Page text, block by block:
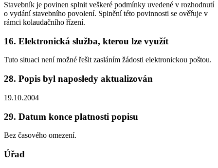
Stavebník je povinen splnit veškeré podmínky uvedené v rozhodnutí
o vydání stavebního povolení. Splnění této povinnosti se ověřuje v
rámci kolaudačního řízení.
16. Elektronická služba, kterou lze využít
Tuto situaci není možné řešit zasláním žádosti elektronickou poštou.
28. Popis byl naposledy aktualizován
19.10.2004
29. Datum konce platnosti popisu
Bez časového omezení.
Úřad